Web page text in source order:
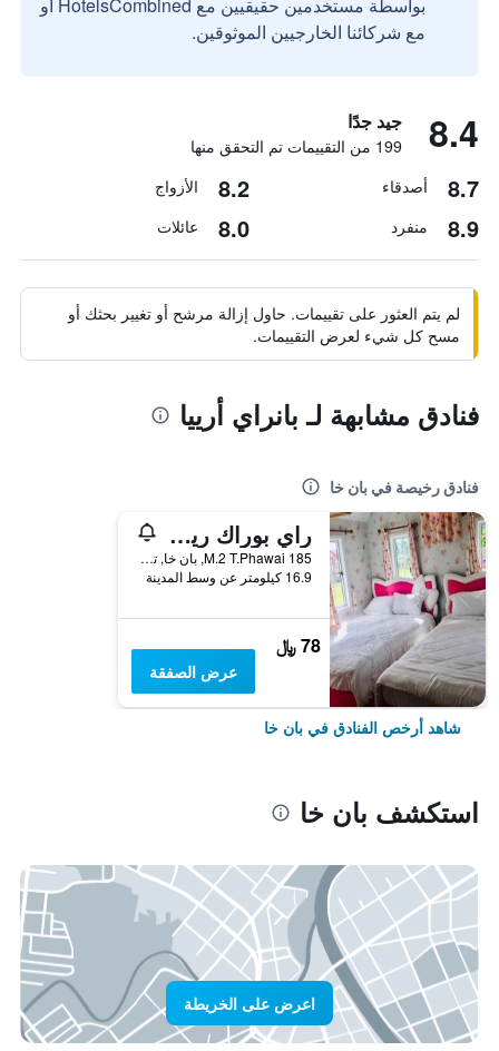
مع شركائنا الخارجيين الموثوقين.
8.4 جيد جدًا
199 من التقييمات تم التحقق منها
8.7 أصدقاء 8.2 الأزواج
8.9 منفرد 8.0 عائلات
لم يتم العثور على تقييمات. حاول إزالة مرشح أو تغيير بحثك أو
مسح كل شيء لعرض التقييمات.
فنادق مشابهة لـ بانراي أرييا
فنادق رخيصة في بان خا
راي بوراك ريزورت
185 M.2 T.Phawai, بان خا, تايلاند
16.9 كيلومتر عن وسط المدينة
78 ﷼
عرض الصفقة
شاهد أرخص الفنادق في بان خا
استكشف بان خا
اعرض على الخريطة